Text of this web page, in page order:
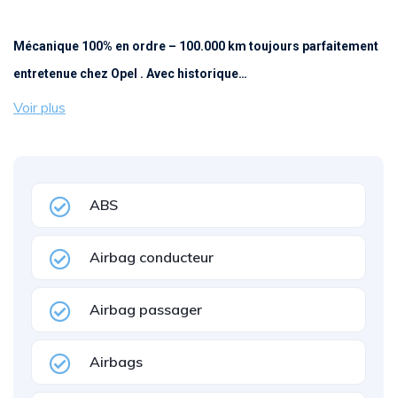
Mécanique 100% en ordre – 100.000 km toujours parfaitement
entretenue chez Opel . Avec historique…
Voir plus
ABS
Airbag conducteur
Airbag passager
Airbags